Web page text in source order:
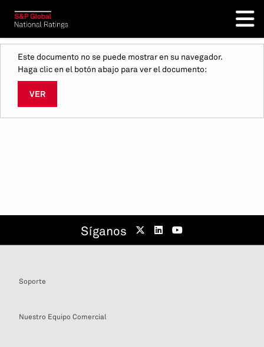
Este documento no se puede mostrar en su navegador.
Haga clic en el botón abajo para ver el documento:
VER
Síganos
Soporte
Nuestro Equipo Comercial